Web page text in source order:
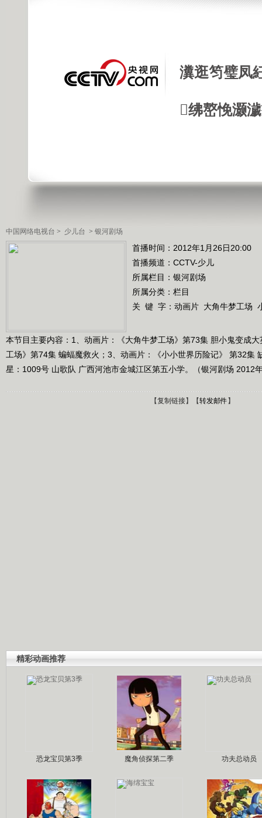
瀵逛笉璧凤
绋嶅悗灏
中国网络电视台 > 少儿台 > 银河剧场
首播时间：2012年1月26日20:00
首播频道： CCTV-少儿
所属栏目： 银河剧场
所属分类：栏目
关 键 字： 动画片 大角牛梦工场
本节目主要内容：1、动画片：《大角牛梦工场》第73集 胆小鬼变成
工场》第74集 蝙蝠魔救火；3、动画片：《小小世界历险记》 第32集
星：1009号 山歌队 广西河池市金城江区第五小学。（银河剧场 2012
【复制链接】【转发邮件】
精彩动画推荐
恐龙宝贝第3季 魔角侦探第二季 功夫总动员